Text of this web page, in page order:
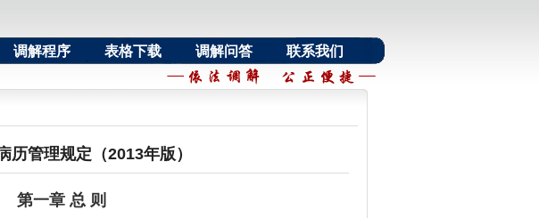
调解程序 表格下载 调解问答 联系我们
历管理规定（2013年版）
第一章 总 则